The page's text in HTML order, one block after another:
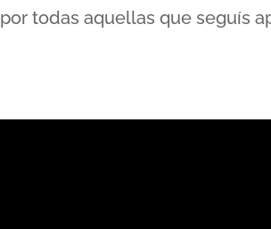
todas aquellas que seguís